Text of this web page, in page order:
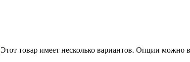
Этот товар имеет несколько вариантов. Опции можно